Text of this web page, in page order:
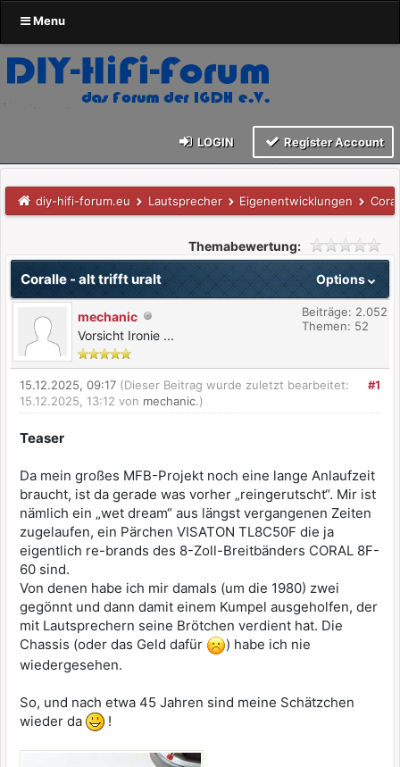
Menu
LOGIN Register Account
diy-hifi-forum.eu Lautsprecher Eigenentwicklungen
Themabewertung:
Options
Coralle - alt trifft uralt
mechanic
Vorsicht Ironie ...
Beiträge: 2.052
Themen: 52
#1
15.12.2025, 09:17 (Dieser Beitrag wurde zuletzt bearbeitet:
15.12.2025, 13:12 von mechanic.)
Teaser
Da mein großes MFB-Projekt noch eine lange Anlaufzeit
braucht, ist da gerade was vorher „reingerutscht“. Mir ist
nämlich ein „wet dream“ aus längst vergangenen Zeiten
zugelaufen, ein Pärchen VISATON TL8C50F die ja
eigentlich re-brands des 8-Zoll-Breitbänders CORAL 8F-
60 sind.
Von denen habe ich mir damals (um die 1980) zwei
gegönnt und dann damit einem Kumpel ausgeholfen, der
mit Lautsprechern seine Brötchen verdient hat. Die
Chassis (oder das Geld dafür
) habe ich nie
wiedergesehen.
So, und nach etwa 45 Jahren sind meine Schätzchen
wieder da
!